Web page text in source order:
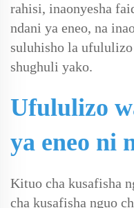
rahisi, inaonyesha
ndani ya eneo, na
suluhisho la
shughuli yako.
Ufululizo
ya eneo ni
Kituo cha kusafisha
cha kusafisha nguo